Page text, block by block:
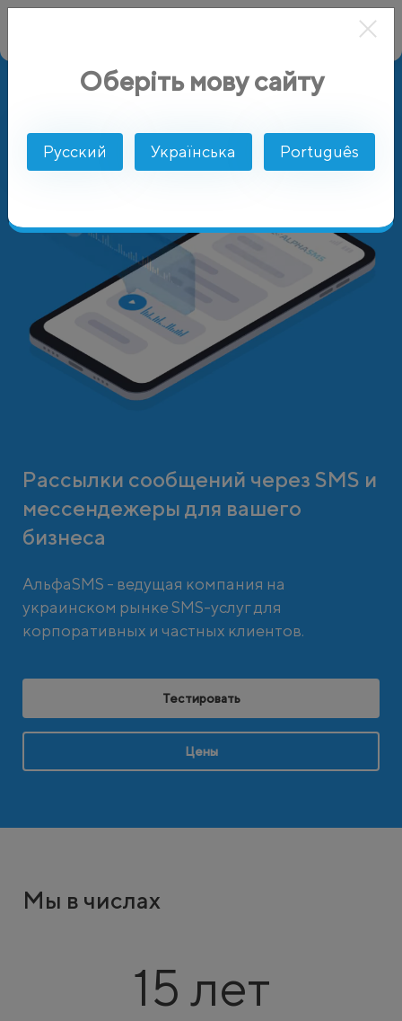
Рассылки сообщений через SMS и
мессендежеры для вашего
бизнеса
АльфаSMS - ведущая компания на
украинском рынке SMS-услуг для
корпоративных и частных клиентов.
Тестировать
Цены
Мы в числах
15 лет
Оберіть мову сайту
Русский Українська Português